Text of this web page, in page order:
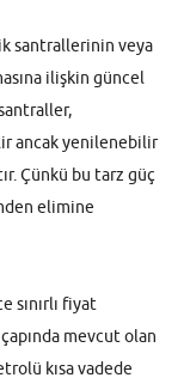
santrallerinin veya
ilişkin güncel
ancak yenilenebilir
Çünkü bu tarz güç
elimine
sınırlı fiyat
mevcut olan
kısa vadede